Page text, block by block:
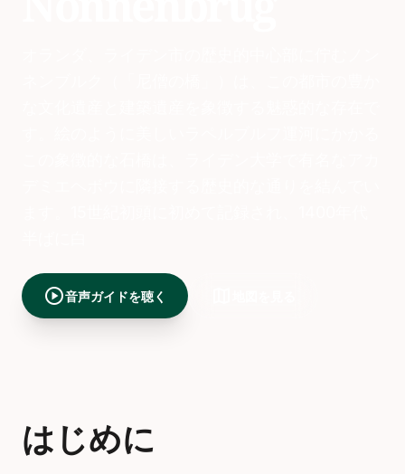
play_circle音声ガイドを聴く
はじめに